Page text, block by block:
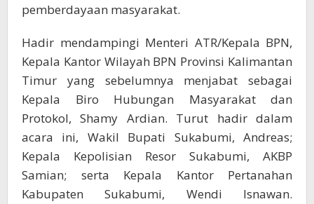
pemberdayaan masyarakat.
Hadir mendampingi Menteri ATR/Kepala BPN,
Kepala Kantor Wilayah BPN Provinsi Kalimantan
Timur yang sebelumnya menjabat sebagai
Kepala Biro Hubungan Masyarakat dan
Protokol, Shamy Ardian. Turut hadir dalam
acara ini, Wakil Bupati Sukabumi, Andreas;
Kepala Kepolisian Resor Sukabumi, AKBP
Samian; serta Kepala Kantor Pertanahan
Kabupaten Sukabumi, Wendi Isnawan.